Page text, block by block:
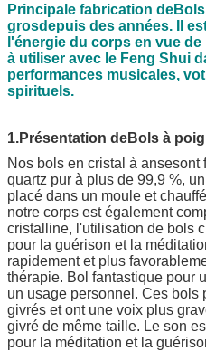
Principale fabrication de
grosdepuis des années. Il
l'énergie du corps en vue
à utiliser avec le Feng Shui
performances musicales,
spirituels.
1.Présentation deBols à
Nos bols en cristal à ansesont
quartz pur à plus de 99,9 %,
placé dans un moule et
notre corps est également
cristalline, l'utilisation de bols
pour la guérison et la
rapidement et plus
thérapie. Bol fantastique pour
un usage personnel. Ces bols
givrés et ont une voix plus
givré de même taille. Le son
pour la méditation et la